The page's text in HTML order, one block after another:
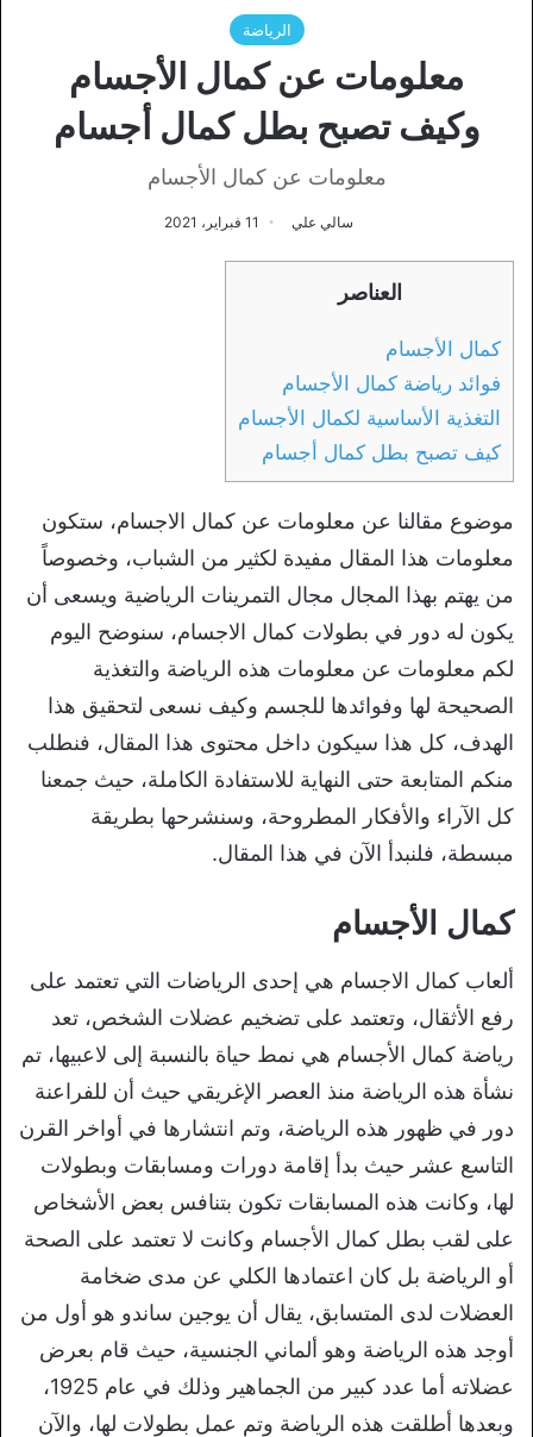
الرياضة
معلومات عن كمال الأجسام
وكيف تصبح بطل كمال أجسام
معلومات عن كمال الأجسام
سالي علي 11 فبراير، 2021
العناصر
كمال الأجسام
فوائد رياضة كمال الأجسام
التغذية الأساسية لكمال الأجسام
كيف تصبح بطل كمال أجسام
موضوع مقالنا عن معلومات عن كمال الاجسام، ستكون
معلومات هذا المقال مفيدة لكثير من الشباب، وخصوصاً
من يهتم بهذا المجال مجال التمرينات الرياضية ويسعى أن
يكون له دور في بطولات كمال الاجسام، سنوضح اليوم
لكم معلومات عن معلومات هذه الرياضة والتغذية
الصحيحة لها وفوائدها للجسم وكيف نسعى لتحقيق هذا
الهدف، كل هذا سيكون داخل محتوى هذا المقال، فنطلب
منكم المتابعة حتى النهاية للاستفادة الكاملة، حيث جمعنا
كل الآراء والأفكار المطروحة، وسنشرحها بطريقة
مبسطة، فلنبدأ الآن في هذا المقال.
كمال الأجسام
ألعاب كمال الاجسام هي إحدى الرياضات التي تعتمد على
رفع الأثقال، وتعتمد على تضخيم عضلات الشخص، تعد
رياضة كمال الأجسام هي نمط حياة بالنسبة إلى لاعبيها، تم
نشأة هذه الرياضة منذ العصر الإغريقي حيث أن للفراعنة
دور في ظهور هذه الرياضة، وتم انتشارها في أواخر القرن
التاسع عشر حيث بدأ إقامة دورات ومسابقات وبطولات
لها، وكانت هذه المسابقات تكون بتنافس بعض الأشخاص
على لقب بطل كمال الأجسام وكانت لا تعتمد على الصحة
أو الرياضة بل كان اعتمادها الكلي عن مدى ضخامة
العضلات لدى المتسابق، يقال أن يوجين ساندو هو أول من
أوجد هذه الرياضة وهو ألماني الجنسية، حيث قام بعرض
عضلاته أما عدد كبير من الجماهير وذلك في عام 1925،
وبعدها أطلقت هذه الرياضة وتم عمل بطولات لها، والآن